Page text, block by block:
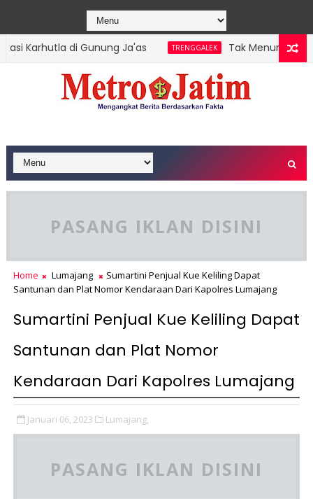
Karhutla di Gunung Ja'as TRENGGALEK Tak Menunggu
PASANG IKLAN DISINI
Home Lumajang
Sumartini Penjual Kue Keliling Dapat
Santunan dan Plat Nomor Kendaraan Dari Kapolres Lumajang
Sumartini Penjual Kue Keliling Dapat
Santunan dan Plat Nomor
Kendaraan Dari Kapolres Lumajang
Januari 06, 2023 Lumajang,
PASANG IKLAN DISINI